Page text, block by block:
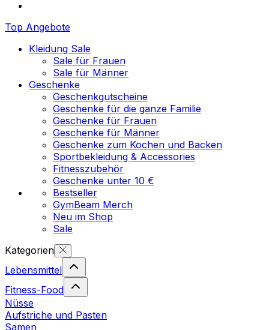
Top Angebote
Kleidung Sale
Sale für Frauen
Sale für Männer
Geschenke
Geschenkgutscheine
Geschenke für die ganze Familie
Geschenke für Frauen
Geschenke für Männer
Geschenke zum Kochen und Backen
Sportbekleidung & Accessories
Fitnesszubehör
Geschenke unter 10 €
Bestseller
GymBeam Merch
Neu im Shop
Sale
Kategorien
Lebensmittel
Fitness-Food
Nüsse
Aufstriche und Pasten
Samen